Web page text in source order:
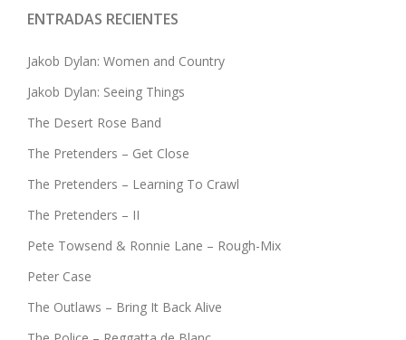
ENTRADAS RECIENTES
Jakob Dylan: Women and Country
Jakob Dylan: Seeing Things
The Desert Rose Band
The Pretenders – Get Close
The Pretenders – Learning To Crawl
The Pretenders – II
Pete Towsend & Ronnie Lane – Rough-Mix
Peter Case
The Outlaws – Bring It Back Alive